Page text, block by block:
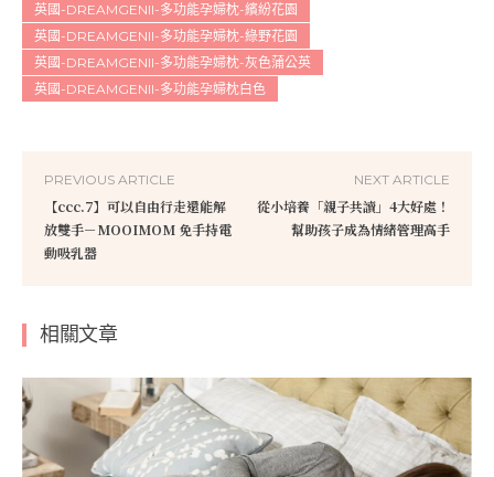
英國-DREAMGENII-多功能孕婦枕-繽紛花園
英國-DREAMGENII-多功能孕婦枕-綠野花園
英國-DREAMGENII-多功能孕婦枕-灰色蒲公英
英國-DREAMGENII-多功能孕婦枕白色
PREVIOUS ARTICLE
【ccc.7】可以自由行走還能解
放雙手－MOOIMOM 免手持電
動吸乳器
NEXT ARTICLE
從小培養「親子共讀」4大好處！
幫助孩子成為情緒管理高手
相關文章